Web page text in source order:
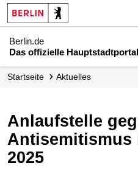
Berlin.de
Das offizielle Hauptstadtportal
Startseite Aktuelles
Anlaufstelle gegen
2025